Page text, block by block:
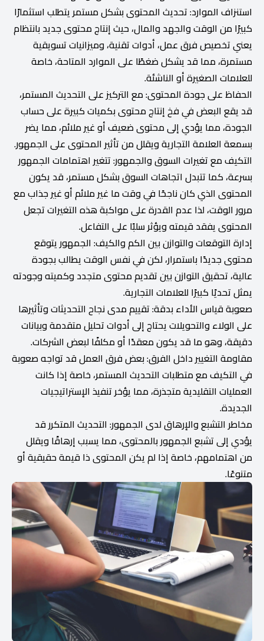
استنزاف الموارد: تحديث المحتوى بشكل مستمر يتطلب استثمارًا
كبيرًا من الوقت والجهد والمال، حيث إنتاج محتوى جديد بانتظام
يعني تخصيص فرق عمل، أدوات تقنية، وميزانيات تسويقية
مستمرة، مما قد يشكل ضغطًا على الموارد المتاحة، خاصة
للعلامات الصغيرة أو الناشئة.
الحفاظ على جودة المحتوى: مع التركيز على التحديث المستمر،
قد يقع البعض في فخ إنتاج محتوى بكميات كبيرة على حساب
الجودة، مما يؤدي إلى محتوى ضعيف أو غير ملائم، مما يضر
بسمعة العلامة التجارية ويقلل من تأثير المحتوى على الجمهور.
التكيف مع تغيرات السوق والجمهور: تتغير اهتمامات الجمهور
بسرعة، كما تتبدل اتجاهات السوق بشكل مستمر، قد يكون
المحتوى الذي كان ناجحًا في وقت ما غير ملائم أو غير جذاب مع
مرور الوقت، لذا عدم القدرة على مواكبة هذه التغيرات تجعل
المحتوى يفقد قيمته ويؤثر سلبًا على التفاعل.
إدارة التوقعات والتوازن بين الكم والكيف: الجمهور يتوقع
محتوى جديدًا باستمرار، لكن في نفس الوقت يطالب بجودة
عالية، تحقيق التوازن بين تقديم محتوى متجدد وكميته وجودته
يمثل تحديًا كبيرًا للعلامات التجارية.
صعوبة قياس الأداء بدقة: تقييم مدى نجاح التحديثات وتأثيرها
على الولاء والتحويلات يحتاج إلى أدوات تحليل متقدمة وبيانات
دقيقة، وهو ما قد يكون معقدًا أو مكلفًا لبعض الشركات.
مقاومة التغيير داخل الفرق: بعض فرق العمل قد تواجه صعوبة
في التكيف مع متطلبات التحديث المستمر، خاصة إذا كانت
العمليات التقليدية متجذرة، مما يؤخر تنفيذ الإستراتيجيات
الجديدة.
مخاطر التشبع والإرهاق لدى الجمهور: التحديث المتكرر قد
يؤدي إلى تشبع الجمهور بالمحتوى، مما يسبب إرهاقًا ويقلل
من اهتمامهم، خاصة إذا لم يكن المحتوى ذا قيمة حقيقية أو
متنوعًا.